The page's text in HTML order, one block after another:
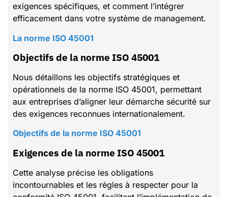
exigences spécifiques, et comment l’intégrer
efficacement dans votre système de management.
La norme ISO 45001
Objectifs de la norme ISO 45001
Nous détaillons les objectifs stratégiques et
opérationnels de la norme ISO 45001, permettant
aux entreprises d’aligner leur démarche sécurité sur
des exigences reconnues internationalement.
Objectifs de la norme ISO 45001
Exigences de la norme ISO 45001
Cette analyse précise les obligations
incontournables et les règles à respecter pour la